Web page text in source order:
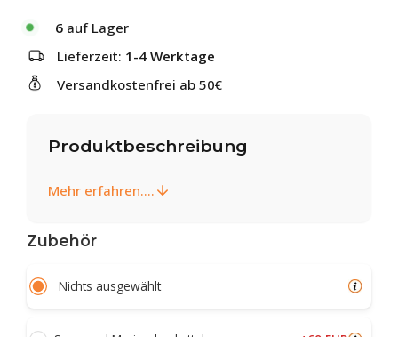
6 auf Lager
Lieferzeit: 1-4 Werktage
Versandkostenfrei ab 50€
Produktbeschreibung
Mehr erfahren....
Zubehör
Nichts ausgewählt